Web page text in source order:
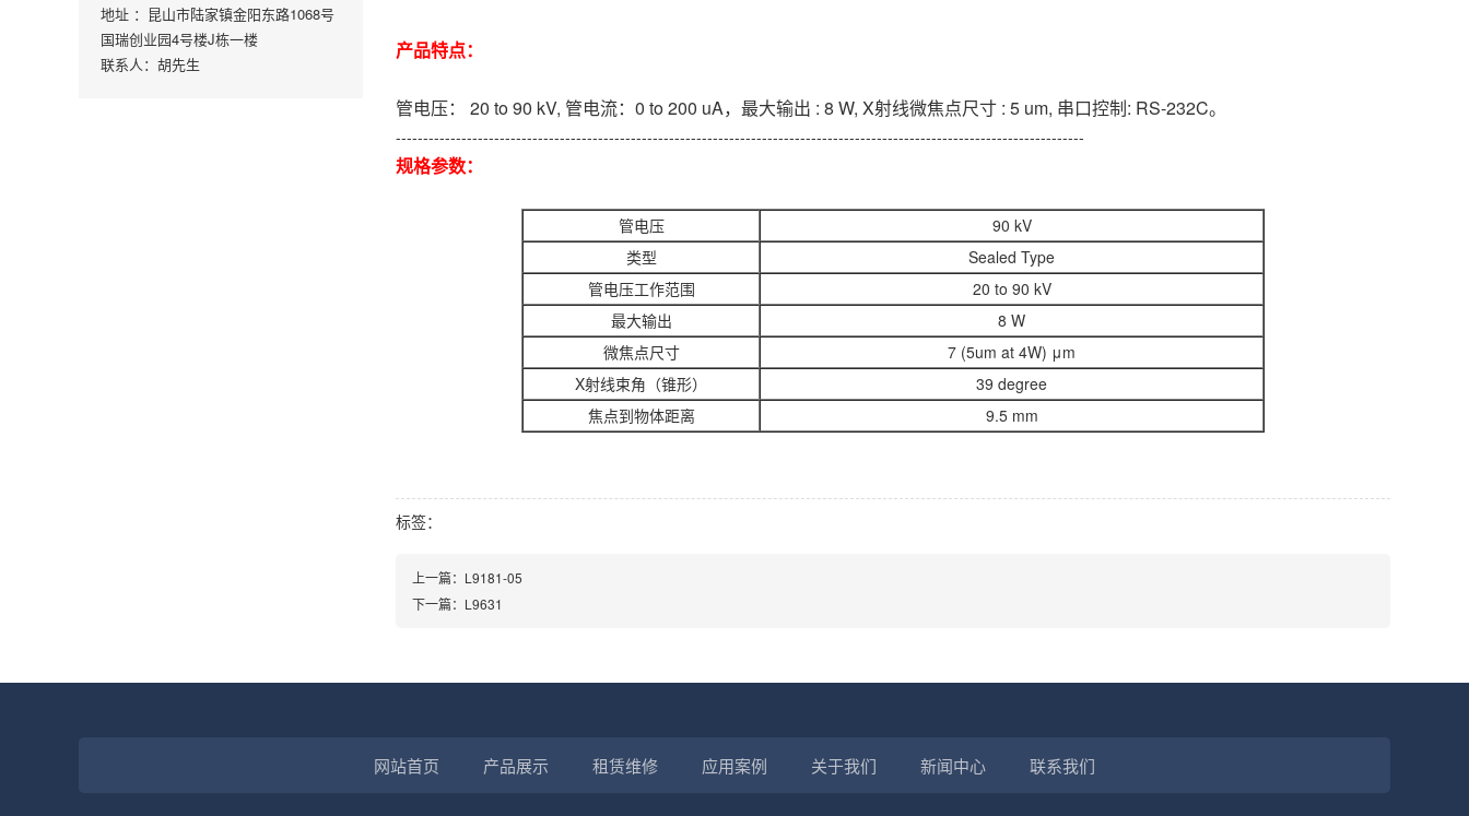
地址 ：昆山市陆家镇金阳东路1068号
国瑞创业园4号楼J栋一楼
联系人：胡先生
产品特点：
管电压： 20 to 90 kV, 管电流：0 to 200 uA，最大输出 : 8 W, X射线微焦点尺寸 : 5 um, 串口控制: RS-232C。
------------------------------------------------------------------------------------------------------------------------------
规格参数：
管电压
90 kV
类型
Sealed Type
管电压工作范围
20 to 90 kV
最大输出
8 W
微焦点尺寸
7 (5um at 4W) μm
X射线束角（锥形）
39 degree
焦点到物体距离
9.5 mm
标签：
上一篇： L9181-05
下一篇： L9631
网站首页 产品展示 租赁维修 应用案例 关于我们 新闻中心 联系我们